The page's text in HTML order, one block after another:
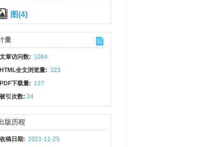
图(4)
量
文章访问数: 1064
HTML全文浏览量: 323
PDF下载量: 127
被引次数:24
版历程
收稿日期: 2021-11-25